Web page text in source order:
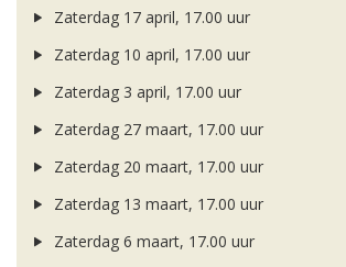
Zaterdag 17 april, 17.00 uur
Zaterdag 10 april, 17.00 uur
Zaterdag 3 april, 17.00 uur
Zaterdag 27 maart, 17.00 uur
Zaterdag 20 maart, 17.00 uur
Zaterdag 13 maart, 17.00 uur
Zaterdag 6 maart, 17.00 uur